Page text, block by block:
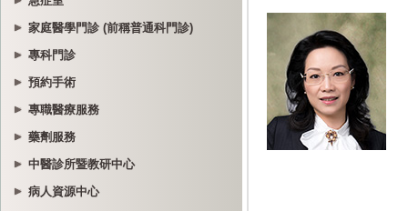
家庭醫學門診 (前稱普通科門診)
專科門診
預約手術
專職醫療服務
藥劑服務
中醫診所暨教研中心
病人資源中心